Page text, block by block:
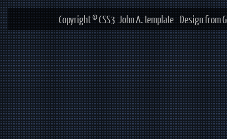
Copyright © CSS3_John A. template - Design from